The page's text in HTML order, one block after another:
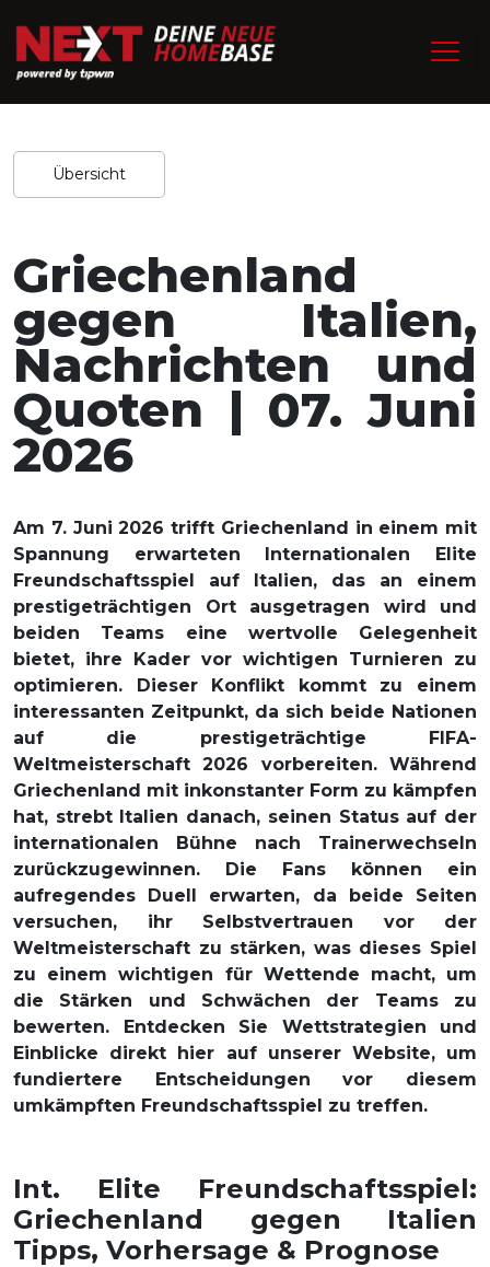
Home/Experten-Tipps
Redaktion / 02.06.2026
Teilen
Übersicht
Griechenland
gegen Italien,
Nachrichten und
Quoten | 07. Juni
2026
Am 7. Juni 2026 trifft Griechenland in einem mit
Spannung erwarteten Internationalen Elite
Freundschaftsspiel auf Italien, das an einem
prestigeträchtigen Ort ausgetragen wird und
beiden Teams eine wertvolle Gelegenheit
bietet, ihre Kader vor wichtigen Turnieren zu
optimieren. Dieser Konflikt kommt zu einem
interessanten Zeitpunkt, da sich beide Nationen
auf die prestigeträchtige FIFA-
Weltmeisterschaft 2026 vorbereiten. Während
Griechenland mit inkonstanter Form zu kämpfen
hat, strebt Italien danach, seinen Status auf der
internationalen Bühne nach Trainerwechseln
zurückzugewinnen. Die Fans können ein
aufregendes Duell erwarten, da beide Seiten
versuchen, ihr Selbstvertrauen vor der
Weltmeisterschaft zu stärken, was dieses Spiel
zu einem wichtigen für Wettende macht, um
die Stärken und Schwächen der Teams zu
bewerten. Entdecken Sie Wettstrategien und
Einblicke direkt hier auf unserer Website, um
fundiertere Entscheidungen vor diesem
umkämpften Freundschaftsspiel zu treffen.
Int. Elite Freundschaftsspiel:
Griechenland gegen Italien
Tipps, Vorhersage & Prognose